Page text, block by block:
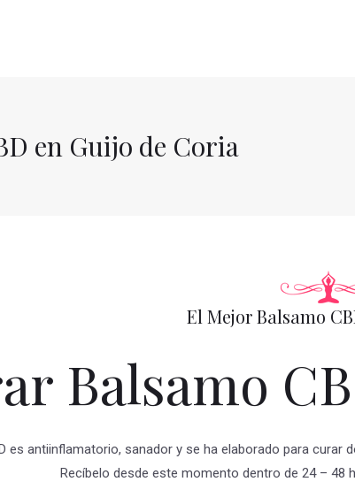
en Guijo de Coria
El Mejor Balsamo
Balsamo
es antiinflamatorio, sanador y se ha elaborado para
Recíbelo desde este momento dentro de 24 – 48